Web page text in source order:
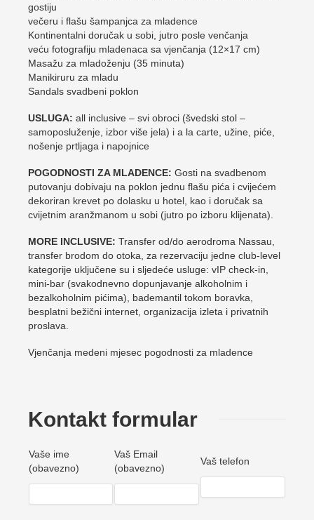
gostiju
večeru i flašu šampanjca za mladence
Kontinentalni doručak u sobi, jutro posle venčanja
veću fotografiju mladenaca sa vjenčanja (12×17 cm)
Masažu za mladoženju (35 minuta)
Manikiruru za mladu
Sandals svadbeni poklon
USLUGA: all inclusive – svi obroci (švedski stol –
samoposluženje, izbor više jela) i a la carte, užine, piće,
nošenje prtljaga i napojnice
POGODNOSTI ZA MLADENCE: Gosti na svadbenom
putovanju dobivaju na poklon jednu flašu pića i cvijećem
dekoriran krevet po dolasku u hotel, kao i doručak sa
cvijetnim aranžmanom u sobi (jutro po izboru klijenata).
MORE INCLUSIVE: Transfer od/do aerodroma Nassau,
transfer brodom do otoka, za rezervaciju jedne club-level
kategorije uključene su i sljedeće usluge: vIP check-in,
mini-bar (svakodnevno dopunjavanje alkoholnim i
bezalkoholnim pićima), bademantil tokom boravka,
besplatni bežični internet, organizacija izleta i privatnih
proslava.
Vjenčanja medeni mjesec pogodnosti za mladence
Kontakt formular
Vaše ime
(obavezno)
Vaš Email
(obavezno)
Vaš telefon